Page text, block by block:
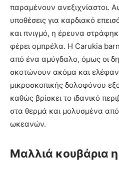
παραμένουν ανεξιχνίαστοι.
υποθέσεις για καρδιακό
και πνιγμό, η έρευνα
φέρει ομπρέλα. Η Carukia
από ένα αμύγδαλο, όμως οι
σκοτώνουν ακόμα και
μικροσκοπικής δολοφόνου
καθώς βρίσκει το ιδανικό
στα θερμά και μολυσμένα
ωκεανών.
Μαλλιά κουβάρια